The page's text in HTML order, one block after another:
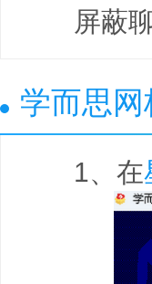
屏蔽聊
学而思
1、在